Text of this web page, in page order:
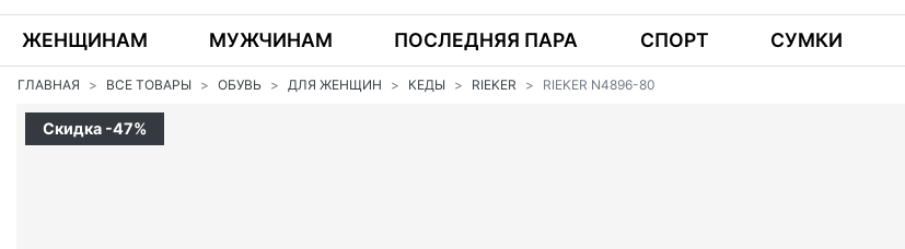
ЖЕНЩИНАМ МУЖЧИНАМ ПОСЛЕДНЯЯ ПАРА СПОРТ СУМКИ
ГЛАВНАЯ ВСЕ ТОВАРЫ ОБУВЬ ДЛЯ ЖЕНЩИН КЕДЫ RIEKER RIEKER N4896-80
Скидка -47%